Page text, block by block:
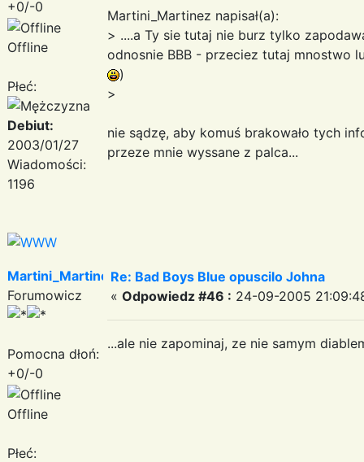
+0/-0
Offline
Płeć:
Debiut:
2003/01/27
Wiadomości:
1196
Martini_Martinez napisał(a):
> ....a Ty sie tutaj nie burz tylko
odnosnie BBB - przeciez tutaj mnostwo
)
>
nie sądzę, aby komuś brakowało tych
przeze mnie wyssane z palca...
Martini_Martinez
Forumowicz
Pomocna dłoń:
+0/-0
Offline
Płeć:
Re: Bad Boys Blue opuscilo Johna
« Odpowiedz #46 : 24-09-2005
...ale nie zapominaj, ze nie samym